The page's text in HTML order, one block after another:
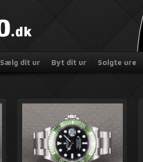
Sælg dit ur Byt dit ur Solgte ure